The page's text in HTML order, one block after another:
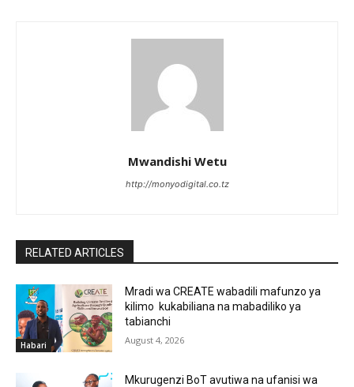
Mwandishi Wetu
http://monyodigital.co.tz
RELATED ARTICLES
Habari
Mradi wa CREATE wabadili mafunzo ya
kilimo kukabiliana na mabadiliko ya
tabianchi
August 4, 2026
Mkurugenzi BoT avutiwa na ufanisi wa